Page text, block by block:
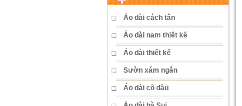
Áo dài cách tân
Áo dài nam thiết kế
Áo dài thiết kế
Sườn xám ngắn
Áo dài cô dâu